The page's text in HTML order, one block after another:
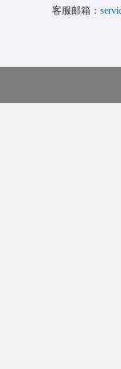
客服邮箱：